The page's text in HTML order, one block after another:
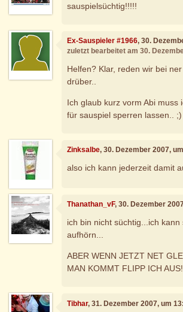
sauspielsüchtig!!!!!
Ex-Sauspieler #1966, 30.
zuletzt bearbeitet am 30.
Helfen? Klar, reden wir bei
drüber..
Ich glaub kurz vorm Abi muss
für sauspiel sperren lassen.. ;)
Zinksalbe, 30. Dezember 2007,
also ich kann jederzeit damit
Thanathan_vF, 30. Dezember
ich bin nicht süchtig...ich
aufhörn...
ABER WENN JETZT NET
MAN KOMMT FLIPP ICH
Tibhar, 31. Dezember 2007, um